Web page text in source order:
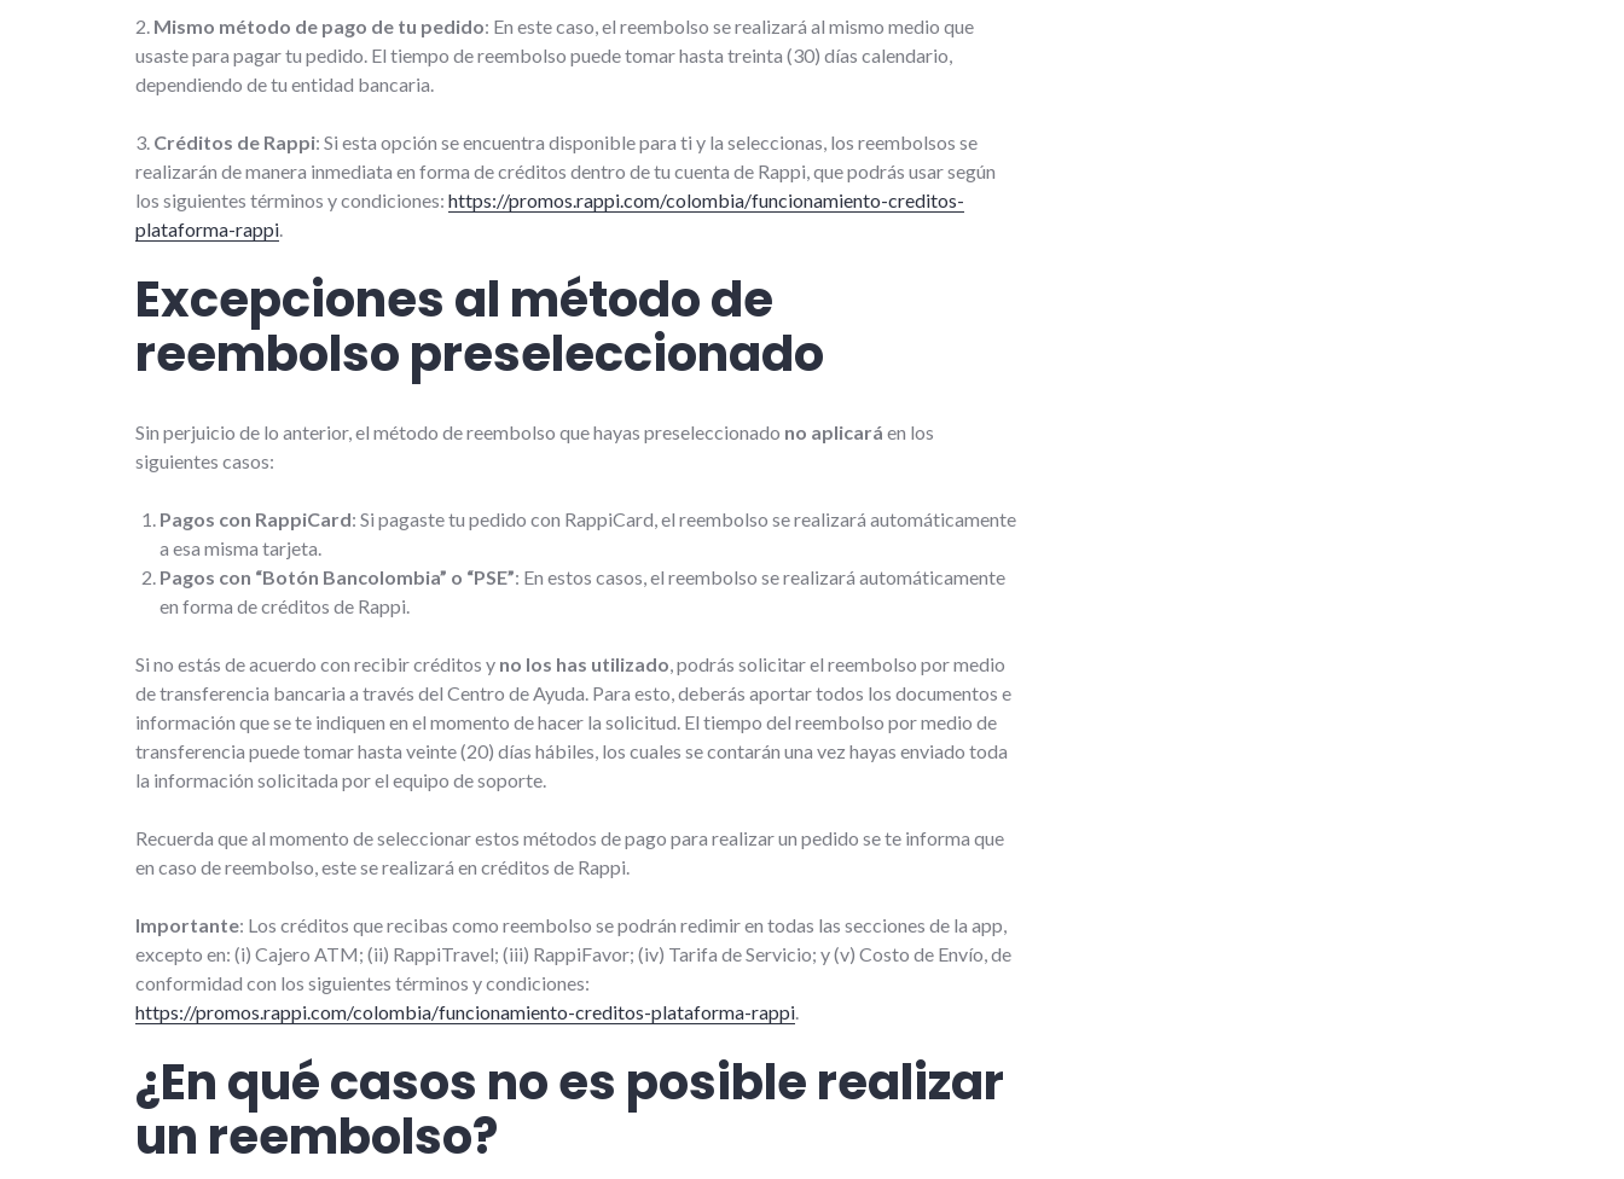
2. Mismo método de pago de tu pedido: En este caso, el reembolso se realizará al mismo medio que
usaste para pagar tu pedido. El tiempo de reembolso puede tomar hasta treinta (30) días calendario,
dependiendo de tu entidad bancaria.
3. Créditos de Rappi: Si esta opción se encuentra disponible para ti y la seleccionas, los reembolsos se
realizarán de manera inmediata en forma de créditos dentro de tu cuenta de Rappi, que podrás usar según
los siguientes términos y condiciones: https://promos.rappi.com/colombia/funcionamiento-creditos-
plataforma-rappi
Excepciones al método de
reembolso preseleccionado
Sin perjuicio de lo anterior, el método de reembolso que hayas preseleccionado no aplicará en los
siguientes casos:
Pagos con RappiCard: Si pagaste tu pedido con RappiCard, el reembolso se realizará automáticamente
a esa misma tarjeta.
Pagos con “Botón Bancolombia” o “PSE”: En estos casos, el reembolso se realizará automáticamente
en forma de créditos de Rappi.
Si no estás de acuerdo con recibir créditos y no los has utilizado , podrás solicitar el reembolso por medio
de transferencia bancaria a través del Centro de Ayuda. Para esto, deberás aportar todos los documentos e
información que se te indiquen en el momento de hacer la solicitud. El tiempo del reembolso por medio de
transferencia puede tomar hasta veinte (20) días hábiles, los cuales se contarán una vez hayas enviado toda
la información solicitada por el equipo de soporte.
Recuerda que al momento de seleccionar estos métodos de pago para realizar un pedido se te informa que
en caso de reembolso, este se realizará en créditos de Rappi.
Importante: Los créditos que recibas como reembolso se podrán redimir en todas las secciones de la app,
excepto en: (i) Cajero ATM; (ii) RappiTravel; (iii) RappiFavor; (iv) Tarifa de Servicio; y (v) Costo de Envío, de
conformidad con los siguientes términos y condiciones:
https://promos.rappi.com/colombia/funcionamiento-creditos-plataforma-rappi
¿En qué casos no es posible realizar
un reembolso?